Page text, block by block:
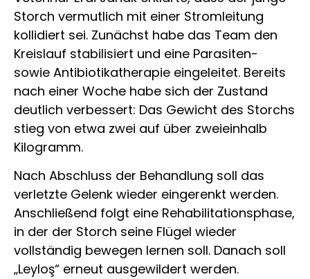
Storch vermutlich mit einer Stromleitung
kollidiert sei. Zunächst habe das Team den
Kreislauf stabilisiert und eine Parasiten-
sowie Antibiotikatherapie eingeleitet. Bereits
nach einer Woche habe sich der Zustand
deutlich verbessert: Das Gewicht des Storchs
stieg von etwa zwei auf über zweieinhalb
Kilogramm.
Nach Abschluss der Behandlung soll das
verletzte Gelenk wieder eingerenkt werden.
Anschließend folgt eine Rehabilitationsphase,
in der der Storch seine Flügel wieder
vollständig bewegen lernen soll. Danach soll
„Leyloş“ erneut ausgewildert werden.